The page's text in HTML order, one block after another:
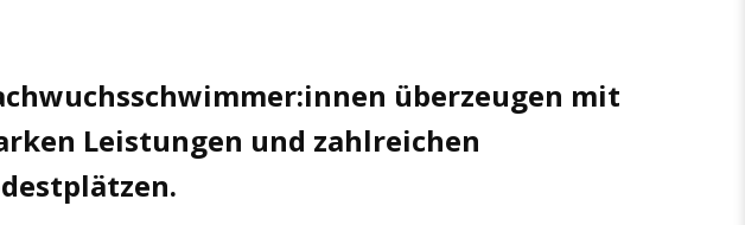
überzeugen mit
Leistungen und zahlreichen